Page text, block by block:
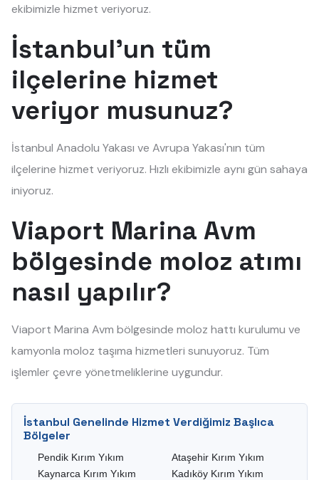
ekibimizle hizmet veriyoruz.
İstanbul'un tüm
ilçelerine hizmet
veriyor musunuz?
İstanbul Anadolu Yakası ve Avrupa Yakası'nın tüm
ilçelerine hizmet veriyoruz. Hızlı ekibimizle aynı gün sahaya
iniyoruz.
Viaport Marina Avm
bölgesinde moloz atımı
nasıl yapılır?
Viaport Marina Avm bölgesinde moloz hattı kurulumu ve
kamyonla moloz taşıma hizmetleri sunuyoruz. Tüm
işlemler çevre yönetmeliklerine uygundur.
İstanbul Genelinde Hizmet Verdiğimiz Başlıca
Bölgeler
Pendik Kırım Yıkım
Kaynarca Kırım Yıkım
Ataşehir Kırım Yıkım
Kadıköy Kırım Yıkım